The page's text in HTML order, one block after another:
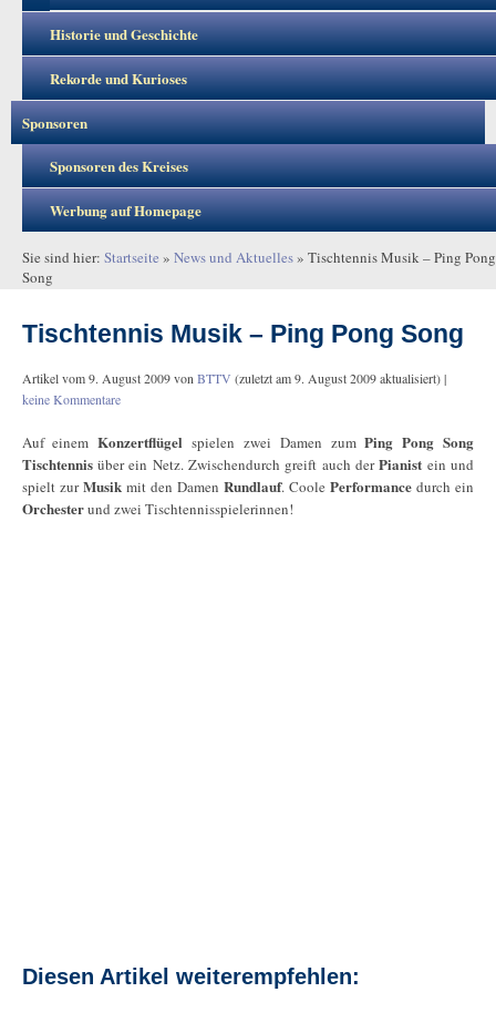
Historie und Geschichte
Rekorde und Kurioses
Sponsoren
Sponsoren des Kreises
Werbung auf Homepage
Sie sind hier: Startseite » News und Aktuelles» Tischtennis Musik – Ping Pong
Song
Tischtennis Musik – Ping Pong Song
Artikel vom9. August 2009von BTTV (zuletzt am9. August 2009aktualisiert) |
keine Kommentare
Auf einemKonzertflügel spielen zwei Damen zumPing Pong Song
Tischtennisüber ein Netz. Zwischendurch greift auch derPianist ein und
spielt zurMusikmit den Damen Rundlauf. Coole Performancedurch ein
Orchesterund zwei Tischtennisspielerinnen!
Diesen Artikel weiterempfehlen: